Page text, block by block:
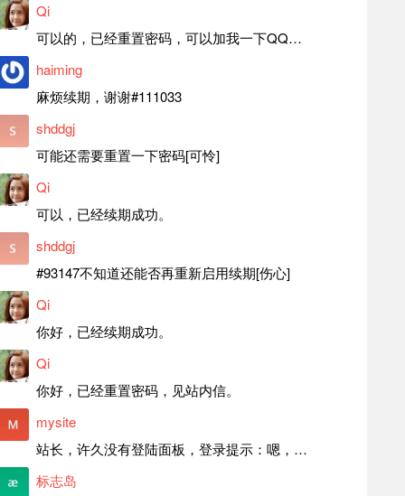
Qi
可以的，已经重置密码，可以加我一下QQ，留言后我就发密码给你。
haiming
麻烦续期，谢谢#111033
shddgj
可能还需要重置一下密码[可怜]
Qi
可以，已经续期成功。
shddgj
#93147不知道还能否再重新启用续期[伤心]
Qi
你好，已经续期成功。
Qi
你好，已经重置密码，见站内信。
mysite
站长，许久没有登陆面板，登录提示：嗯，登录详细信息似乎不正确。请重试。 网站还可以正常使用。如果是密码问题请帮忙重置一下密码。谢谢。订单号：97790，账号：aa20210950。 站长，提交了工单，你回复续期成功，不过我的问题是面部登陆信息有问题，一直是初始密码，现在无法登陆，有时间麻烦排查一下。
标志岛